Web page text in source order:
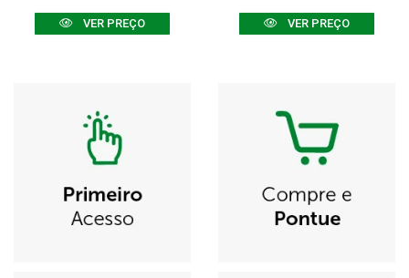
VER PREÇO VER PREÇO